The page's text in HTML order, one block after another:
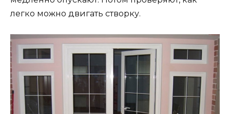
легко можно двигать створку.